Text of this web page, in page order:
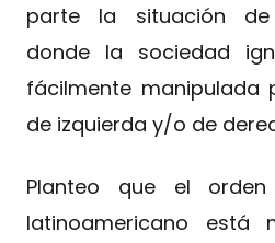
parte la situación de
donde la sociedad
fácilmente manipulada
de izquierda y/o de
Planteo que el
latinoamericano está